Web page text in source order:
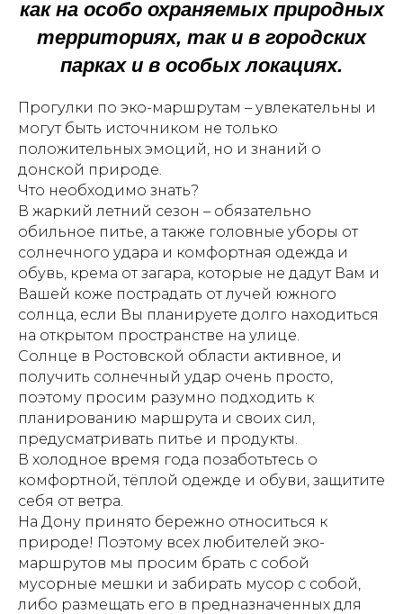
как на особо охраняемых природных
территориях, так и в городских
парках и в особых локациях.
Прогулки по эко-маршрутам – увлекательны и
могут быть источником не только
положительных эмоций, но и знаний о
донской природе.
Что необходимо знать?
В жаркий летний сезон – обязательно
обильное питье, а также головные уборы от
солнечного удара и комфортная одежда и
обувь, крема от загара, которые не дадут Вам и
Вашей коже пострадать от лучей южного
солнца, если Вы планируете долго находиться
на открытом пространстве на улице.
Солнце в Ростовской области активное, и
получить солнечный удар очень просто,
поэтому просим разумно подходить к
планированию маршрута и своих сил,
предусматривать питье и продукты.
В холодное время года позаботьтесь о
комфортной, тёплой одежде и обуви, защитите
себя от ветра.
На Дону принято бережно относиться к
природе! Поэтому всех любителей эко-
маршрутов мы просим брать с собой
мусорные мешки и забирать мусор с собой,
либо размещать его в предназначенных для